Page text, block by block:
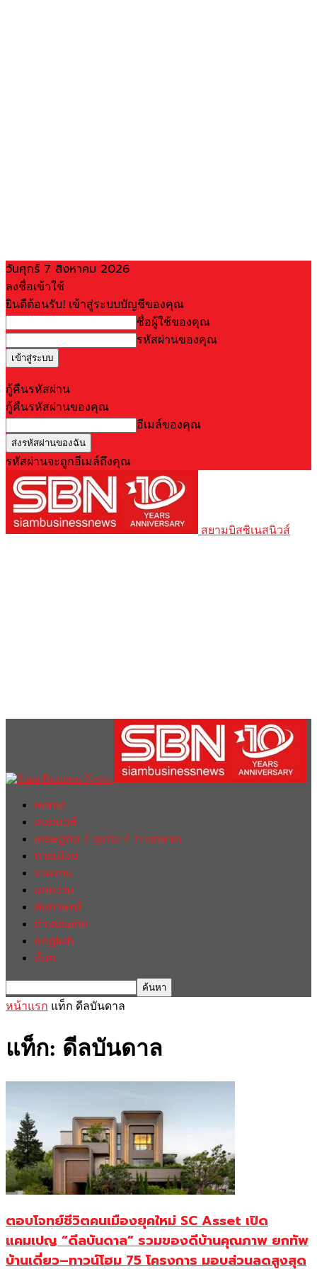
วันศุกร์ 7 สิงหาคม 2026
ลงชื่อเข้าใช้
ยินดีต้อนรับ! เข้าสู่ระบบบัญชีของคุณ
ชื่อผู้ใช้ของคุณ
รหัสผ่านของคุณ
กู้คืนรหัสผ่าน
กู้คืนรหัสผ่านของคุณ
อีเมล์ของคุณ
รหัสผ่านจะถูกอีเมล์ถึงคุณ
สยามบิสซิเนสนิวส์
Home
ฮอตนิวส์
เศรษฐกิจ / ธุรกิจ / การตลาด
การเมือง
รายงาน
บทความ
สัมภาษณ์
ต่างประเทศ
english
อื่นๆ
หน้าแรก แท็ก ดีลบันดาล
แท็ก: ดีลบันดาล
ตอบโจทย์ชีวิตคนเมืองยุคใหม่ SC Asset เปิด
แคมเปญ “ดีลบันดาล” รวมของดีบ้านคุณภาพ ยกทัพ
บ้านเดี่ยว–ทาวน์โฮม 75 โครงการ มอบส่วนลดสูงสุด